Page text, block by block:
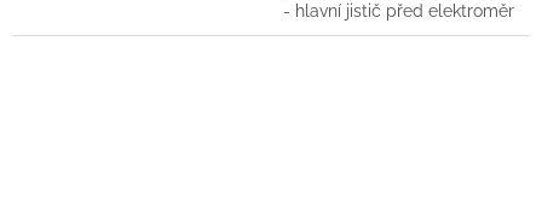
- hlavní jistič před elektroměr
Tento jistič jako hlavní jistič